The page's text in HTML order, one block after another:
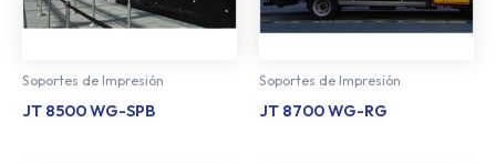
Soportes de Impresión
JT 8500 WG-SPB
Soportes de Impresión
JT 8700 WG-RG